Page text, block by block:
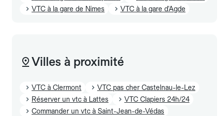
VTC à la gare de Nimes
VTC à la gare d'Agde
Villes à proximité
VTC à Clermont
VTC pas cher Castelnau-le-Lez
Réserver un vtc à Lattes
VTC Clapiers 24h/24
Commander un vtc à Saint-Jean-de-Védas